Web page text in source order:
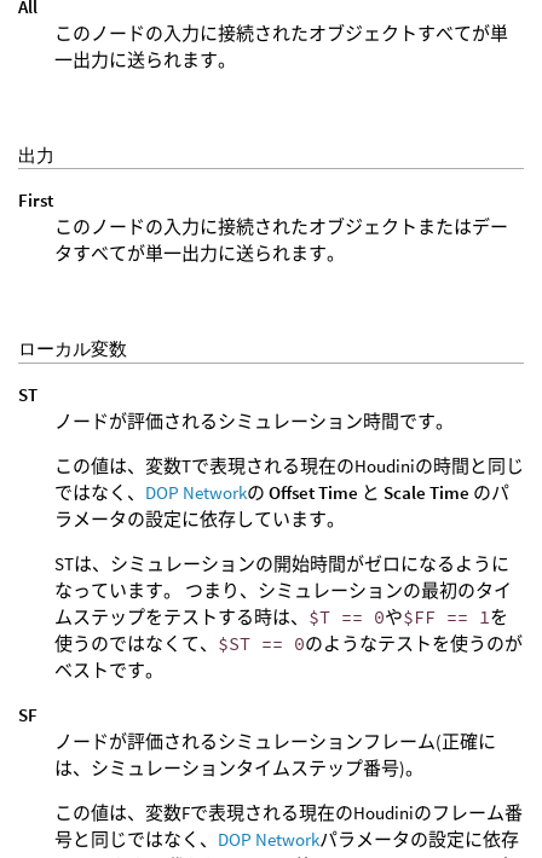
All
このノードの入力に接続されたオブジェクトすべてが単
一出力に送られます。
出力
First
このノードの入力に接続されたオブジェクトまたはデー
タすべてが単一出力に送られます。
ローカル変数
ST
ノードが評価されるシミュレーション時間です。
この値は、変数Tで表現される現在のHoudiniの時間と同じ
ではなく、 DOP Networkの Offset Time と Scale Time のパ
ラメータの設定に依存しています。
STは、シミュレーションの開始時間がゼロになるように
なっています。 つまり、シミュレーションの最初のタイ
ムステップをテストする時は、 $T == 0や$FF == 1を
使うのではなくて、 $ST == 0のようなテストを使うのが
ベストです。
SF
ノードが評価されるシミュレーションフレーム(正確に
は、シミュレーションタイムステップ番号)。
この値は、変数Fで表現される現在のHoudiniのフレーム番
号と同じではなく、 DOP Networkパラメータの設定に依存